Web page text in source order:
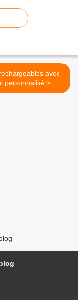
avec
étui personnalisé >